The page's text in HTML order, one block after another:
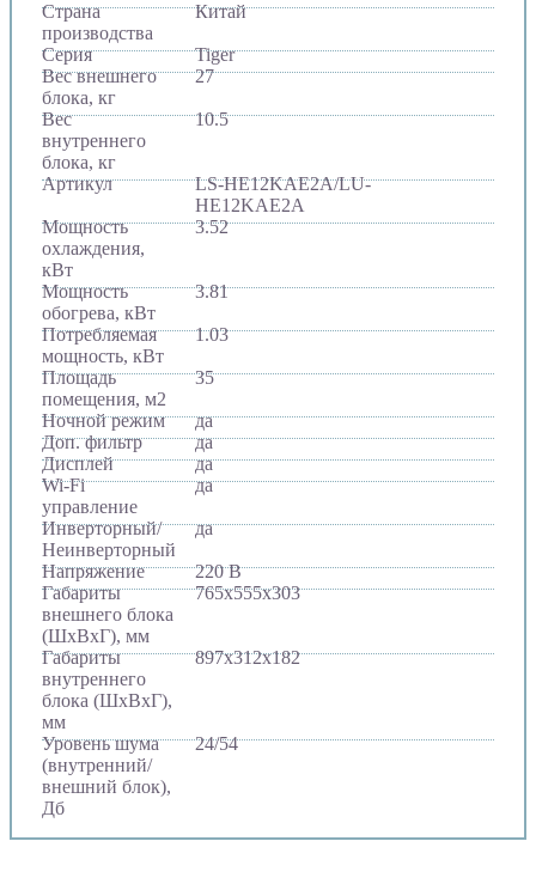
Страна
производства
Китай
Серия
Tiger
Вес внешнего
блока, кг
27
Вес
внутреннего
блока, кг
10.5
Артикул
LS-HE12KAE2A/LU-
HE12KAE2A
Мощность
охлаждения,
кВт
3.52
Мощность
обогрева, кВт
3.81
Потребляемая
мощность, кВт
1.03
Площадь
помещения, м2
35
Ночной режим
да
Доп. фильтр
да
Дисплей
да
Wi-Fi
управление
да
Инверторный/
Неинверторный
да
Напряжение
220 В
Габариты
внешнего блока
(ШхВхГ), мм
765х555х303
Габариты
внутреннего
блока (ШхВхГ),
мм
897х312х182
Уровень шума
(внутренний/
внешний блок),
Дб
24/54